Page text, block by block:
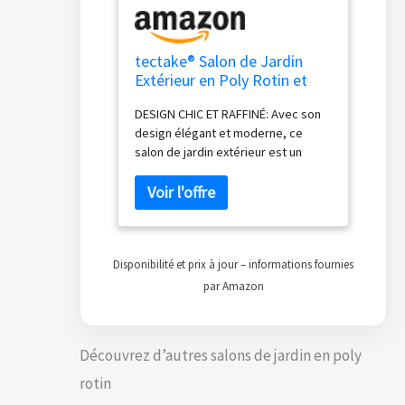
tectake® Salon de Jardin
Extérieur en Poly Rotin et
Ensemble Fauteuil salon,
Tabouret pouf & Table de
Jardin, Coussins inclus,
Mobilier de jardin pour
Amenagement Balcon
Terrasse
DESIGN CHIC ET RAFFINÉ: Avec son
design élégant et moderne, ce
salon de jardin extérieur est un
tressage en résine tressée haut de
gamme, non seulement résiste aux
UV mais ajoute également une
avec des coussins épais
imperméables et des housses
DURABLE ET LÉGÈRE: Conçu pour
Disponibilité et prix à jour – informations fournies
par Amazon
Découvrez d’autres salons de jardin en poly
rotin